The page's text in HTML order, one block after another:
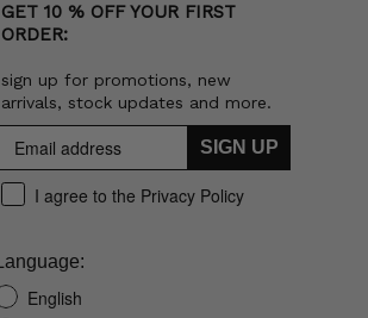
GET 10 % OFF YOUR FIRST
ORDER:
sign up for promotions, new
arrivals, stock updates and more.
SIGN UP
I agree to the Privacy Policy
Language:
English